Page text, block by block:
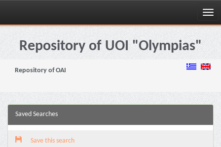
Skip
navigationRepository of UOI "Olympias"
Repository of OAI
Saved Searches
Save this search